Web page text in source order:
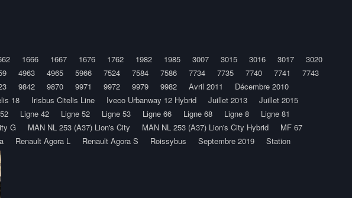
1666 1667 1676 1762 1982 1985 3007 3015 3016 3017
3020
4963 4965 5966 7524 7584 7586 7734 7735 7740 7741
7743
9842 9870 9971 9972 9979 9982 Avril 2011
Décembre 2010
18 Irisbus Citelis Line Iveco Urbanway 12 Hybrid Juillet 2013
Juillet 2015
Ligne 42 Ligne 52 Ligne 53 Ligne 66 Ligne 68 Ligne 8
Ligne 81
G MAN NL 253 (A37) Lion's City MAN NL 253 (A37) Lion's City Hybrid
MF 67
Renault Agora L Renault Agora S Roissybus Septembre 2019 Station